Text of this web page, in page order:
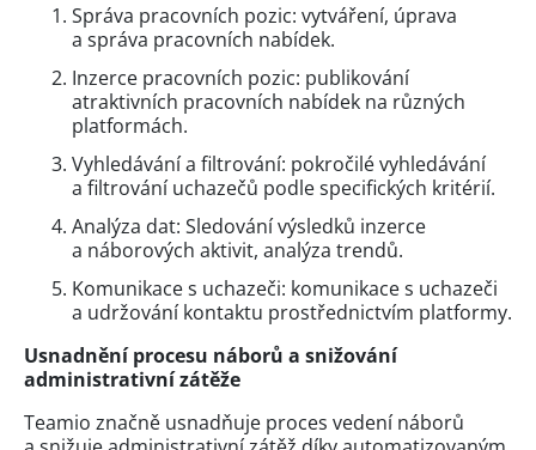
Správa pracovních pozic: vytváření, úprava
a správa pracovních nabídek.
Inzerce pracovních pozic: publikování
atraktivních pracovních nabídek na různých
platformách.
Vyhledávání a filtrování: pokročilé vyhledávání
a filtrování uchazečů podle specifických kritérií.
Analýza dat: Sledování výsledků inzerce
a náborových aktivit, analýza trendů.
Komunikace s uchazeči: komunikace s uchazeči
a udržování kontaktu prostřednictvím platformy.
Usnadnění procesu náborů a snižování
administrativní zátěže
Teamio značně usnadňuje proces vedení náborů